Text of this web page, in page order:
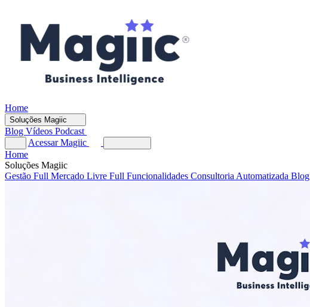
Home
Soluções Magiic
Blog Vídeos Podcast
Acessar Magiic
Home
Soluções Magiic
Gestão Full Mercado Livre Full Funcionalidades Consultoria Automatizada Blog